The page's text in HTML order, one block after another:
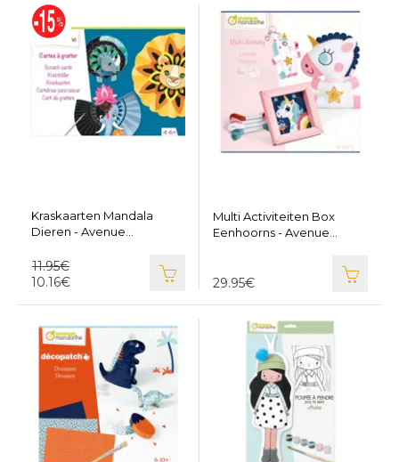
Kraskaarten Mandala
Dieren - Avenue
11.95€
10.16€
Multi Activiteiten Box
Eenhoorns - Avenue
29.95€